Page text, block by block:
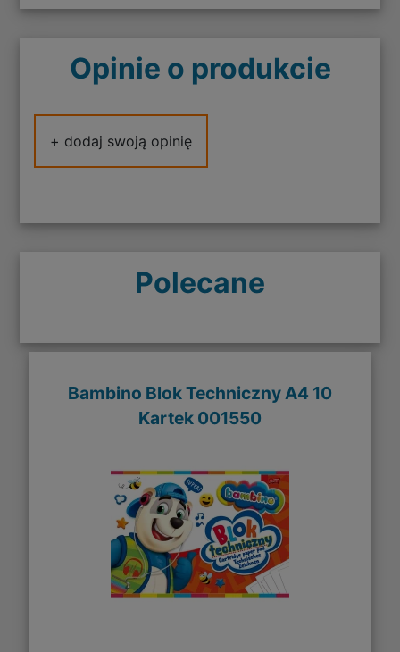
Opinie o produkcie
+ dodaj swoją opinię
Polecane
Bambino Blok Techniczny A4 10
Kartek 001550